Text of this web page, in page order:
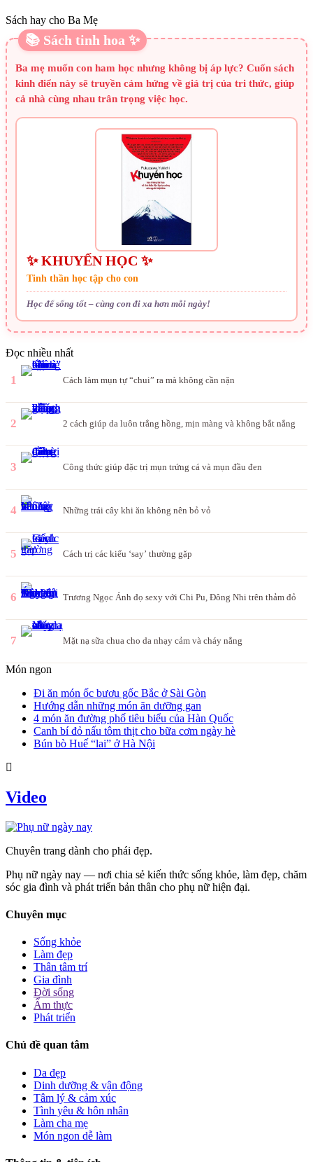
Sách hay cho Ba Mẹ
📚 Sách tinh hoa ✨
Ba mẹ muốn con ham học nhưng không bị áp lực? Cuốn sách
kinh điển này sẽ truyền cảm hứng về giá trị của tri thức, giúp
cả nhà cùng nhau trân trọng việc học.
✨ KHUYẾN HỌC ✨
Tinh thần học tập cho con
Học để sống tốt – cùng con đi xa hơn mỗi ngày!
Đọc nhiều nhất
1 Cách làm mụn tự “chui” ra mà không cần nặn
2 2 cách giúp da luôn trắng hồng, mịn màng và không bắt nắng
3 Công thức giúp đặc trị mụn trứng cá và mụn đầu đen
4 Những trái cây khi ăn không nên bỏ vỏ
5 Cách trị các kiểu ‘say’ thường gặp
6 Trương Ngọc Ánh đọ sexy với Chi Pu, Đông Nhi trên thảm đỏ
7 Mặt nạ sữa chua cho da nhạy cảm và cháy nắng
Món ngon
Đi ăn món ốc bươu gốc Bắc ở Sài Gòn
Hướng dẫn những món ăn dưỡng gan
4 món ăn đường phố tiêu biểu của Hàn Quốc
Canh bí đỏ nấu tôm thịt cho bữa cơm ngày hè
Bún bò Huế “lai” ở Hà Nội
Video
Chuyên trang dành cho phái đẹp.
Phụ nữ ngày nay — nơi chia sẻ kiến thức sống khỏe, làm đẹp, chăm
sóc gia đình và phát triển bản thân cho phụ nữ hiện đại.
Chuyên mục
Sống khỏe
Làm đẹp
Thân tâm trí
Gia đình
Đời sống
Ẩm thực
Phát triển
Chủ đề quan tâm
Da đẹp
Dinh dưỡng & vận động
Tâm lý & cảm xúc
Tình yêu & hôn nhân
Làm cha mẹ
Món ngon dễ làm